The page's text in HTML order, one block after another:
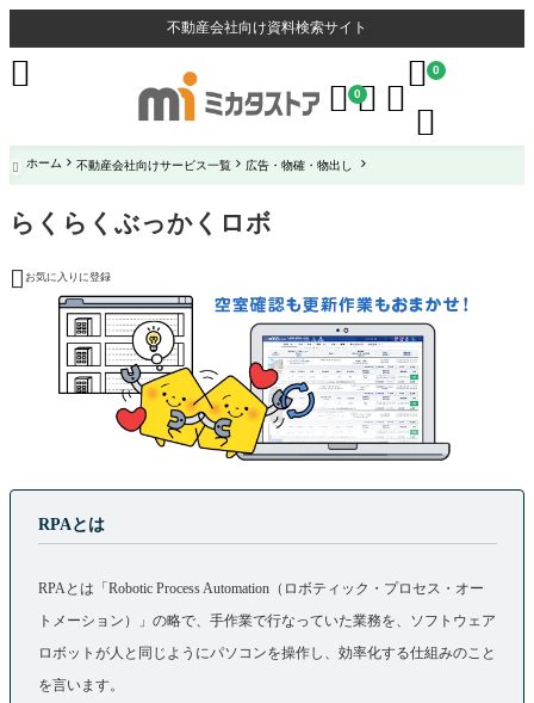
不動産会社向け資料検索サイト
 0 
 0


 ホーム 不動産会社向けサービス一覧 広告・物確・物出し
らくらくぶっかくロボ
 お気に入りに登録
RPAとは
RPAとは「Robotic Process Automation（ロボティック・プロセス・オー
トメーション）」の略で、手作業で行なっていた業務を、ソフトウェア
ロボットが人と同じようにパソコンを操作し、効率化する仕組みのこと
を言います。